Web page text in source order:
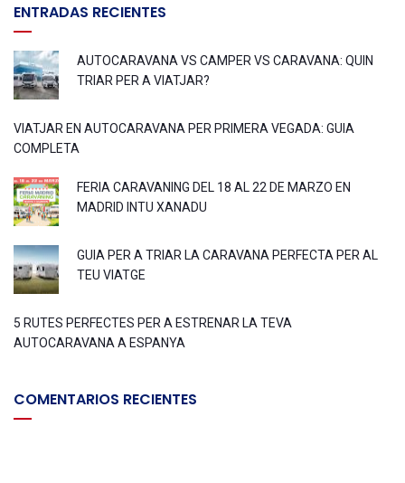
ENTRADAS RECIENTES
AUTOCARAVANA VS CAMPER VS CARAVANA: QUIN
TRIAR PER A VIATJAR?
VIATJAR EN AUTOCARAVANA PER PRIMERA VEGADA: GUIA
COMPLETA
FERIA CARAVANING DEL 18 AL 22 DE MARZO EN
MADRID INTU XANADU
GUIA PER A TRIAR LA CARAVANA PERFECTA PER AL
TEU VIATGE
5 RUTES PERFECTES PER A ESTRENAR LA TEVA
AUTOCARAVANA A ESPANYA
COMENTARIOS RECIENTES